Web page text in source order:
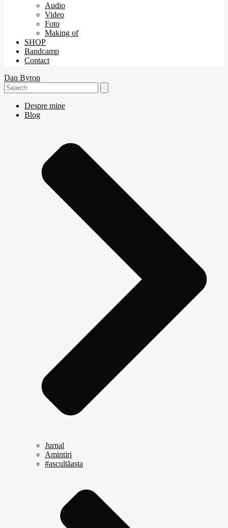
Audio
Video
Foto
Making of
SHOP
Bandcamp
Contact
Dan Byron
Search
for:
Despre mine
Blog
Jurnal
Amintiri
#ascultăasta